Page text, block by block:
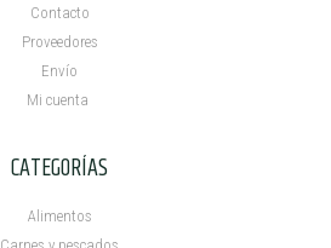
Contacto
Proveedores
Envío
Mi cuenta ​
CATEGORÍAS
Alimentos